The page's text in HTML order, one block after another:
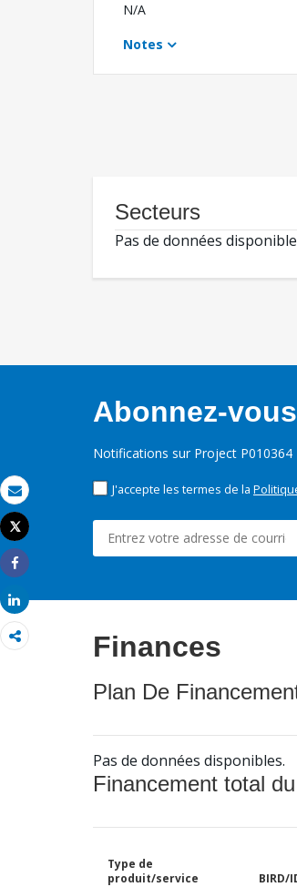
Email
Imprimer
Tweet
Share
Share
N/A
Notes
Secteurs
Pas de données
Abonnez-
Notifications sur Project P010364
J'accepte les termes de la
Finances
Plan De
Pas de données disponibles.
Financement total
Type de
produit/service
BIRD/